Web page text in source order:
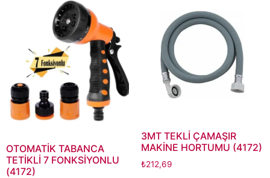
OTOMATİK TABANCA
TETİKLİ 7 FONKSİYONLU
(4172)
3MT TEKLİ ÇAMAŞIR
MAKİNE HORTUMU (4172)
₺212,69